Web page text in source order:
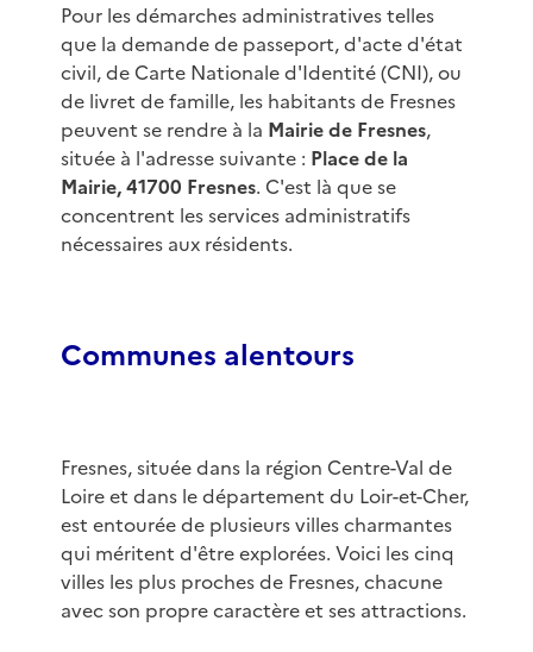
Pour les démarches administratives telles
que la demande de passeport, d'acte d'état
civil, de Carte Nationale d'Identité (CNI), ou
de livret de famille, les habitants de Fresnes
peuvent se rendre à la Mairie de Fresnes,
située à l'adresse suivante : Place de la
Mairie, 41700 Fresnes. C'est là que se
concentrent les services administratifs
nécessaires aux résidents.
Communes alentours
Fresnes, située dans la région Centre-Val de
Loire et dans le département du Loir-et-Cher,
est entourée de plusieurs villes charmantes
qui méritent d'être explorées. Voici les cinq
villes les plus proches de Fresnes, chacune
avec son propre caractère et ses attractions.